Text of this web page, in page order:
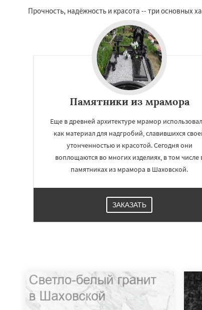
Прочность, надёжность и красота -- три основных
Памятники из мрамора
Еще в древней архитектуре мрамор
как материал для надгробий, славившихся
утонченностью и красотой. Сегодня они
воплощаются во многих изделиях, в том числе
памятниках из мрамора в Шаховской.
ЗАКАЗАТЬ